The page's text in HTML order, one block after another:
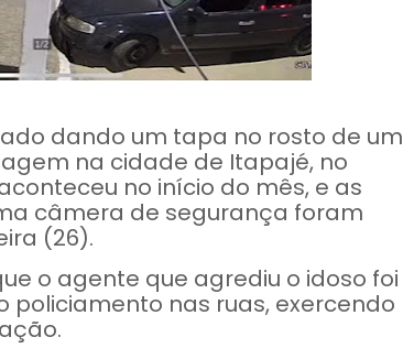
dando um tapa no rosto de um
na cidade de Itapajé, no
no início do mês, e as
câmera de segurança foram
(26).
o agente que agrediu o idoso foi
nas ruas, exercendo